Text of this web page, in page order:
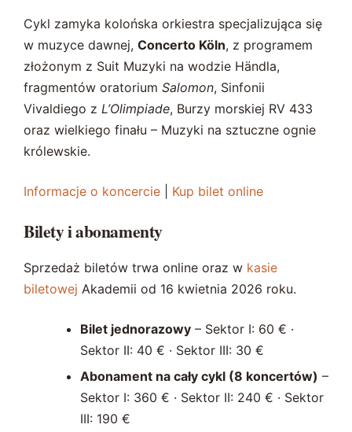
Cykl zamyka kolońska orkiestra specjalizująca się
w muzyce dawnej, Concerto Köln, z programem
złożonym z Suit Muzyki na wodzie Händla,
fragmentów oratorium Salomon, Sinfonii
Vivaldiego z L’Olimpiade, Burzy morskiej RV 433
oraz wielkiego finału – Muzyki na sztuczne ognie
królewskie.
Informacje o koncercie Kup bilet online
Bilety i abonamenty
Sprzedaż biletów trwa online oraz w kasie
biletowej Akademii od 16 kwietnia 2026 roku.
Bilet jednorazowy – Sektor I: 60 € ·
Sektor II: 40 € · Sektor III: 30 €
Abonament na cały cykl (8 koncertów) –
Sektor I: 360 € · Sektor II: 240 € · Sektor
III: 190 €